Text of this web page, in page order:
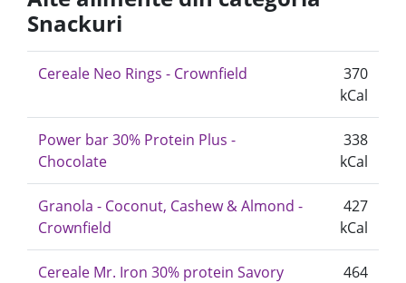
Snackuri
Cereale Neo Rings - Crownfield
370
kCal
Power bar 30% Protein Plus -
Chocolate
338
kCal
Granola - Coconut, Cashew & Almond -
Crownfield
427
kCal
Cereale Mr. Iron 30% protein Savory
464